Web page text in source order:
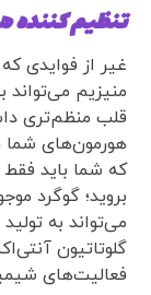
تنظیم کننده
غیر از فوایدی
منیزیم
قلب منظم‌تری
هورمون‌های شما
که شما باید
بروید؛ گوگرد
گلوتاتیون
فعالیت‌های